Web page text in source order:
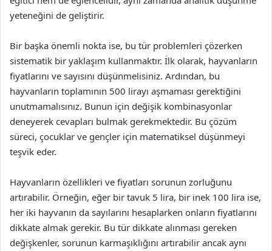
yeteneğini de geliştirir.
Bir başka önemli nokta ise, bu tür problemleri çözerken
sistematik bir yaklaşım kullanmaktır. İlk olarak, hayvanların
fiyatlarını ve sayısını düşünmelisiniz. Ardından, bu
hayvanların toplamının 500 lirayı aşmaması gerektiğini
unutmamalısınız. Bunun için değişik kombinasyonlar
deneyerek cevapları bulmak gerekmektedir. Bu çözüm
süreci, çocuklar ve gençler için matematiksel düşünmeyi
teşvik eder.
Hayvanların özellikleri ve fiyatları sorunun zorluğunu
artırabilir. Örneğin, eğer bir tavuk 5 lira, bir inek 100 lira ise,
her iki hayvanın da sayılarını hesaplarken onların fiyatlarını
dikkate almak gerekir. Bu tür dikkate alınması gereken
değişkenler, sorunun karmaşıklığını artırabilir ancak aynı